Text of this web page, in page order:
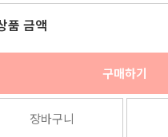
품 금액
구매하기
장바구니